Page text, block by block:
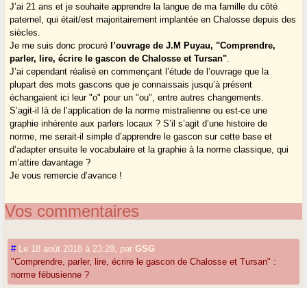
J’ai 21 ans et je souhaite apprendre la langue de ma famille du côté
paternel, qui était/est majoritairement implantée en Chalosse depuis des
siècles.
Je me suis donc procuré l’ouvrage de J.M Puyau, "Comprendre,
parler, lire, écrire le gascon de Chalosse et Tursan".
J’ai cependant réalisé en commençant l’étude de l’ouvrage que la
plupart des mots gascons que je connaissais jusqu’à présent
échangaient ici leur "o" pour un "ou", entre autres changements.
S’agit-il là de l’application de la norme mistralienne ou est-ce une
graphie inhérente aux parlers locaux ? S’il s’agit d’une histoire de
norme, me serait-il simple d’apprendre le gascon sur cette base et
d’adapter ensuite le vocabulaire et la graphie à la norme classique, qui
m’attire davantage ?
Je vous remercie d’avance !
Vos commentaires
# Le 18 août 2018 à 23:28 parGSG
"Comprendre, parler, lire, écrire le gascon de Chalosse et Tursan" :
norme fébusienne ?